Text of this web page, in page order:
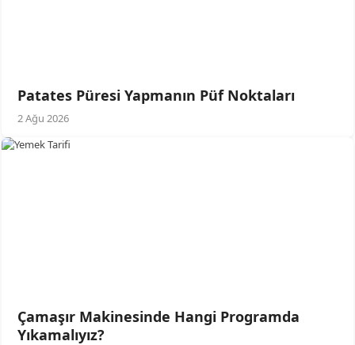
Patates Püresi Yapmanın Püf Noktaları
2 Ağu 2026
Çamaşır Makinesinde Hangi Programda
Yıkamalıyız?